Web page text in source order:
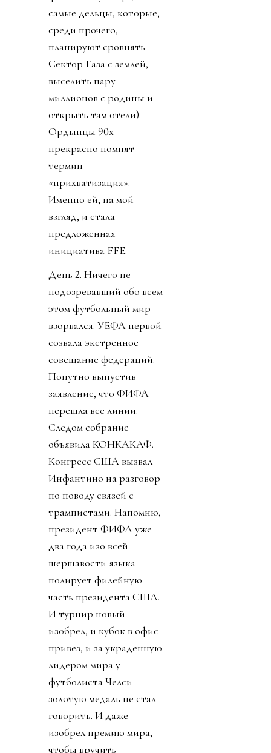
самые дельцы, которые,
среди прочего,
планируют сровнять
Сектор Газа с землей,
выселить пару
миллионов с родины и
открыть там отели).
Ордынцы 90х
прекрасно помнят
термин
«прихватизация».
Именно ей, на мой
взгляд, и стала
предложенная
инициатива FFE.
День 2. Ничего не
подозревавший обо всем
этом футбольный мир
взорвался. УЕФА первой
созвала экстренное
совещание федераций.
Попутно выпустив
заявление, что ФИФА
перешла все линии.
Следом собрание
объявила КОНКАКАФ.
Конгресс США вызвал
Инфантино на разговор
по поводу связей с
трампистами. Напомню,
президент ФИФА уже
два года изо всей
шершавости языка
полирует филейную
часть президента США.
И турнир новый
изобрел, и кубок в офис
привез, и за украденную
лидером мира у
футболиста Челси
золотую медаль не стал
говорить. И даже
изобрел премию мира,
чтобы вручить